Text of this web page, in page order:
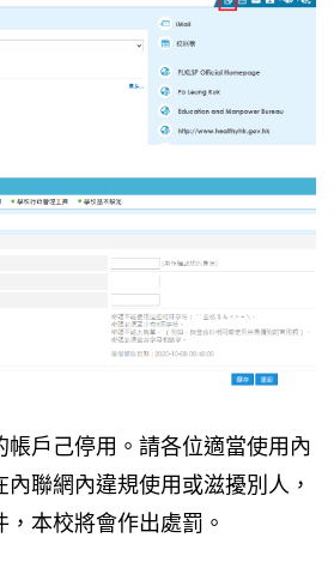
帳戶己停用。請各位適當使用內
聯網內違規使用或滋擾別人，
本校將會作出處罰。